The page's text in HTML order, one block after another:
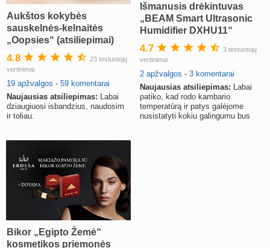
Aukštos kokybės
sauskelnės-kelnaitės
„Oopsies“ (atsiliepimai)
4.8
23 testuotojų
vertinimai
19 apžvalgos - 59 komentarai
Naujausias atsiliepimas: Labai
dziaugiuosi isbandzius, naudosim
ir toliau.
Išmanusis drėkintuvas
„BEAM Smart Ultrasonic
Humidifier DXHU11“
(atsiliepimai)
4.7
3 testuotojų
vertinimai
2 apžvalgos - 3 komentarai
Naujausias atsiliepimas: Labai
patiko, kad rodo kambario
temperatūrą ir patys galėjome
nusistatyti kokiu galingumu bus
Bikor „Egipto Žemė“
kosmetikos priemonės